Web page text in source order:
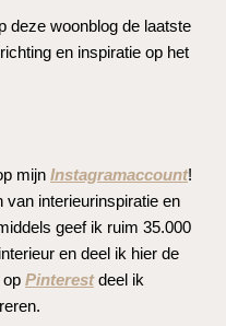
deze woonblog de laatste
en inspiratie op het
mijn Instagramaccount!
van interieurinspiratie en
geef ik ruim 35.000
en deel ik hier de
op Pinterestdeel ik